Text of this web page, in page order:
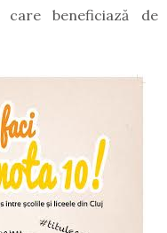
beneficiază de